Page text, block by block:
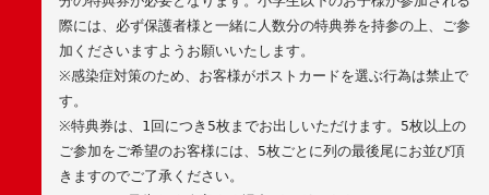
際には、必ず保護者様と一緒に人数分の特典券を持参の上、ご参
加くださいますようお願いいたします。
※感染症対策のため、お客様がポストカードを選ぶ行為は禁止で
す。
※特典券は、 1 回につき 5枚までお出しいただけます。 5枚以上の
ご参加をご希望のお客様には、 5枚ごとに列の最後尾にお並び頂
きますのでご了承ください。